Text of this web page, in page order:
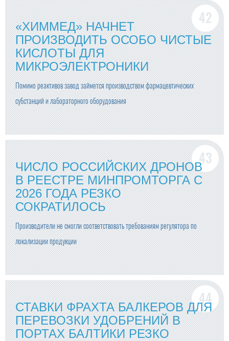
«ХИММЕД» НАЧНЕТ
ПРОИЗВОДИТЬ ОСОБО ЧИСТЫЕ
КИСЛОТЫ ДЛЯ
МИКРОЭЛЕКТРОНИКИ
Помимо реактивов завод займется производством фармацевтических
субстанций и лабораторного оборудования
ЧИСЛО РОССИЙСКИХ ДРОНОВ
В РЕЕСТРЕ МИНПРОМТОРГА С
2026 ГОДА РЕЗКО
СОКРАТИЛОСЬ
Производители не смогли соответствовать требованиям регулятора по
локализации продукции
СТАВКИ ФРАХТА БАЛКЕРОВ ДЛЯ
ПЕРЕВОЗКИ УДОБРЕНИЙ В
ПОРТАХ БАЛТИКИ РЕЗКО